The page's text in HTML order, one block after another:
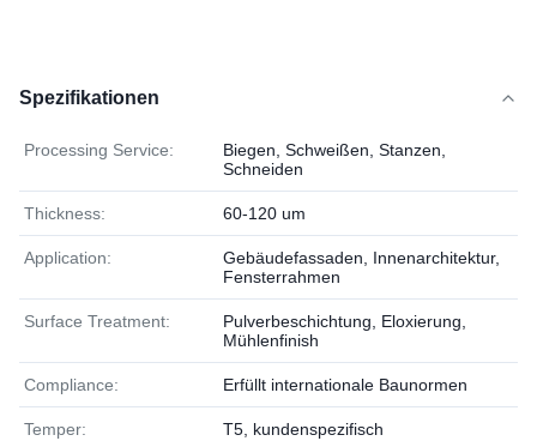
Spezifikationen
Processing Service:
Biegen, Schweißen, Stanzen,
Schneiden
Thickness: 60-120 um
Application:
Gebäudefassaden, Innenarchitektur,
Fensterrahmen
Surface Treatment:
Pulverbeschichtung, Eloxierung,
Mühlenfinish
Compliance: Erfüllt internationale Baunormen
Temper: T5, kundenspezifisch